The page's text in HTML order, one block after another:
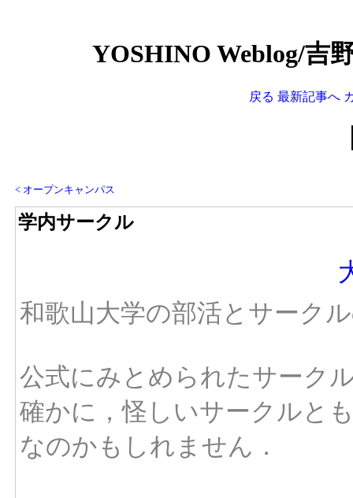
YOSHINO Weblog/吉
戻る 最新記事へ
< オープンキャンパス
学内サークル
和歌山大学の部活とサーク
公式にみとめられたサーク
確かに，怪しいサークルと
なのかもしれません．